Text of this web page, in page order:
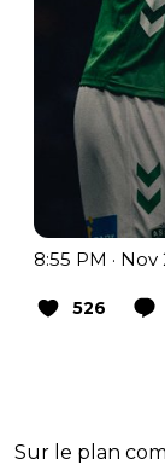
8:55 PM · Nov
526
Sur le plan